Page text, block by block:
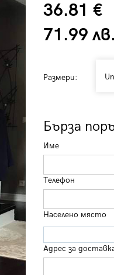
36.81 €
71.99 лв.
Размери:
Бърза
Име
Телефон
Населено място
Адрес за